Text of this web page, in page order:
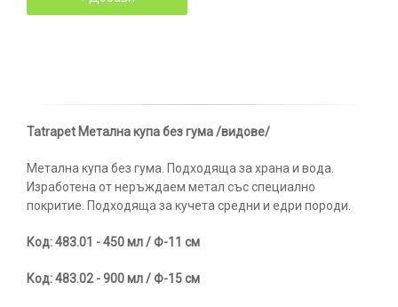
Tatrapet Метална купа без гума /видове/
Метална купа без гума. Подходяща за храна и вода.
Изработена от неръждаем метал със специално
покритие. Подходяща за кучета средни и едри породи.
Код: 483.01 - 450 мл / Ф-11 см
Код: 483.02 - 900 мл / Ф-15 см